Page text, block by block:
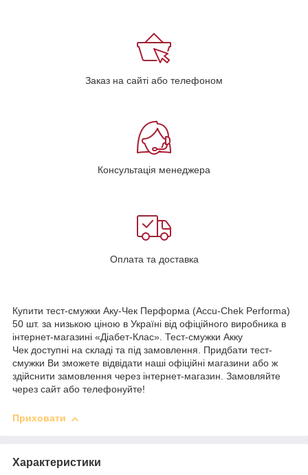
Заказ на сайті або телефоном
Консультація менеджера
Оплата та доставка
Купити тест-смужки Аку-Чек Перформа (Accu-Chek Performa)
50 шт. за низькою ціною в Україні від офіційного виробника в
інтернет-магазині «Діабет-Клас». Тест-смужки Акку
Чек доступні на складі та під замовлення. Придбати тест-
смужки Ви зможете відвідати наші офіційні магазини або ж
здійснити замовлення через інтернет-магазин. Замовляйте
через сайт або телефонуйте!
Приховати
Характеристики